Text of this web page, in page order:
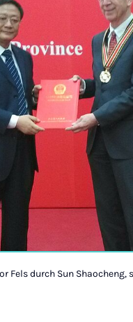
Fels durch Sun